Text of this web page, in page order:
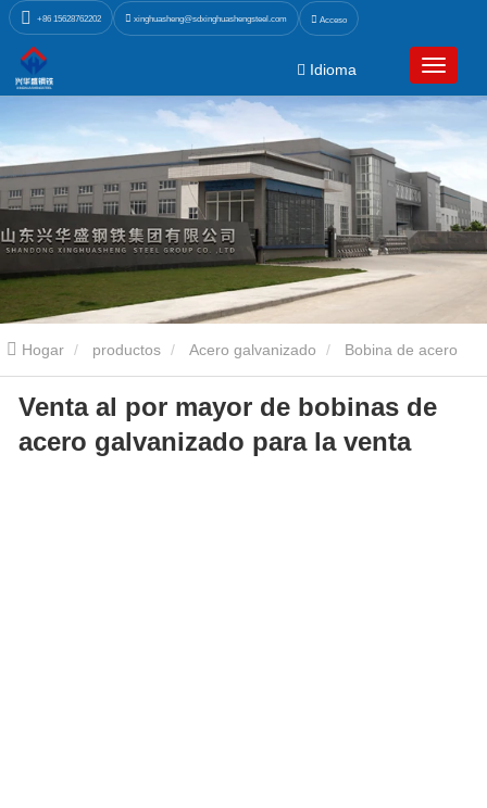
+86 15628762202 xinghuasheng@sdxinghuashengsteel.com Acceso
Idioma
Hogar productos Acero galvanizado Bobina de acero
galvanizado Venta al por mayor de bobinas de acero galvanizado
para la venta
Venta al por mayor de bobinas de
acero galvanizado para la venta